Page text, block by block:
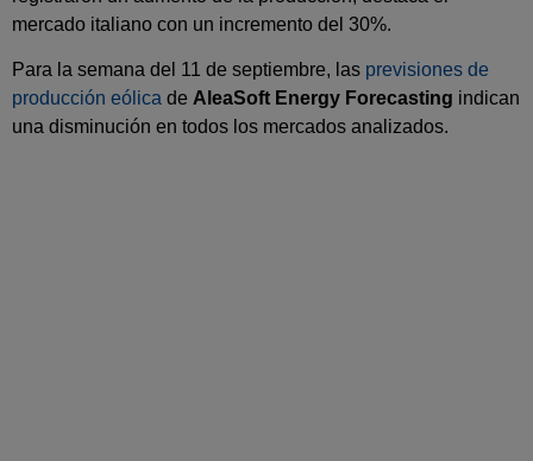
mercado italiano con un incremento del 30%.
Para la semana del 11 de septiembre, las previsiones de
producción eólica de AleaSoft Energy Forecasting indican
una disminución en todos los mercados analizados.